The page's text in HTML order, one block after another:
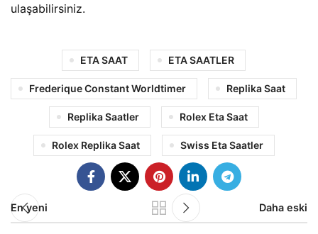
ulaşabilirsiniz.
ETA SAAT ETA SAATLER
Frederique Constant Worldtimer Replika Saat
Replika Saatler Rolex Eta Saat
Rolex Replika Saat Swiss Eta Saatler
En yeni Daha eski